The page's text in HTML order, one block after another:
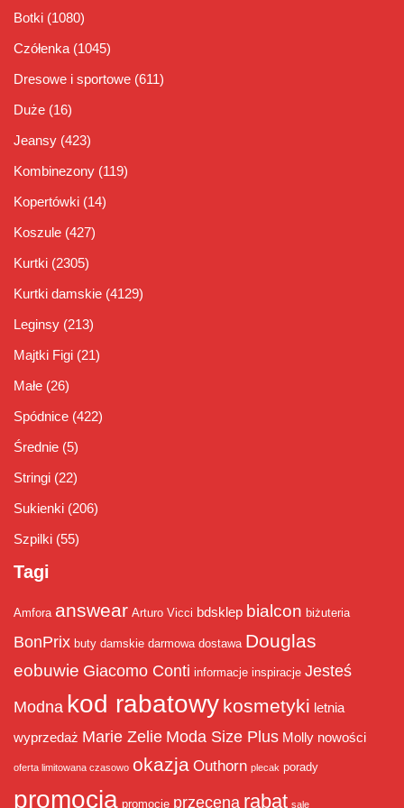
Botki (1080)
Czółenka (1045)
Dresowe i sportowe (611)
Duże (16)
Jeansy (423)
Kombinezony (119)
Kopertówki (14)
Koszule (427)
Kurtki (2305)
Kurtki damskie (4129)
Leginsy (213)
Majtki Figi (21)
Małe (26)
Spódnice (422)
Średnie (5)
Stringi (22)
Sukienki (206)
Szpilki (55)
Tagi
Amfora answear Arturo Vicci bdsklep bialcon biżuteria
BonPrix buty damskie darmowa dostawa Douglas
eobuwie Giacomo Conti informacje inspiracje Jesteś
Modna kod rabatowy kosmetyki letnia
wyprzedaż Marie Zelie Moda Size Plus Molly nowości
oferta limitowana czasowo okazja Outhorn plecak porady
promocja promocje przecena rabat sale